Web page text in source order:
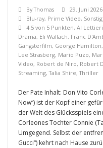
ByThomas
29. Juni 2026
Blu-ray, Prime Video,
4.5 von 5 Punkten, Al Lettieri
Drama, Eli Wallach, Franc
Gangsterfilm, George Hamilton,
Lee Strasberg, Mario Puzo,
Video, Robert de Niro, Robert
Streaming,Talia Shire,Thriller
Der Pate Inhalt: Don Vito
Now“) ist der Kopf einer
der Welt des Glücksspiels
Corleones Tochter Connie
Umgegend. Selbst der
Gucci“) kehrt nach Hause